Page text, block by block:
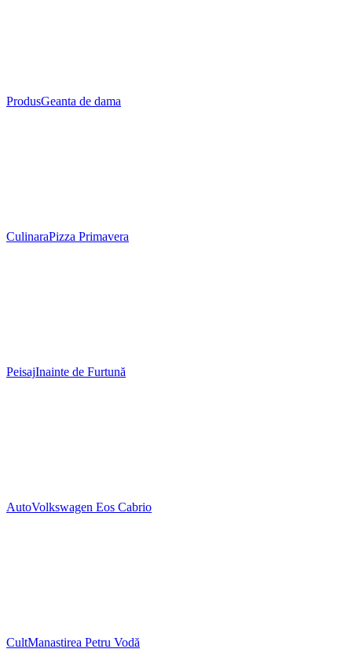
ProdusGeanta de dama
CulinaraPizza Primavera
PeisajInainte de Furtună
AutoVolkswagen Eos Cabrio
CultManastirea Petru Vodă